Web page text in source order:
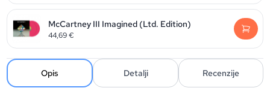
McCartney III Imagined (Ltd. Edition)
44,69€
Opis Detalji Recenzije